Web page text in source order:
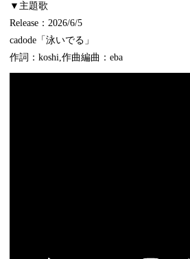
▼主題歌
Release：2026/6/5
cadode「泳いでる」
作詞：koshi,作曲編曲：eba